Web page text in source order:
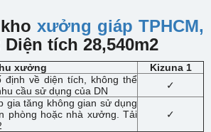
xưởng giáp TPHCM,
Diện tích 28,540m2
xưởng
Kizuna 1
định về diện tích, không thể
cầu sử dụng của DN
✓
gia tăng không gian sử dụng
phòng hoặc nhà xưởng. Tải
✓